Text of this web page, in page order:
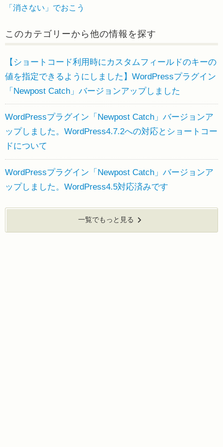
「消さない」でおこう
このカテゴリーから他の情報を探す
【ショートコード利用時にカスタムフィールドのキーの
値を指定できるようにしました】WordPressプラグイン
「Newpost Catch」バージョンアップしました
WordPressプラグイン「Newpost Catch」バージョンア
ップしました。WordPress4.7.2への対応とショートコー
ドについて
WordPressプラグイン「Newpost Catch」バージョンア
ップしました。WordPress4.5対応済みです
一覧でもっと見る